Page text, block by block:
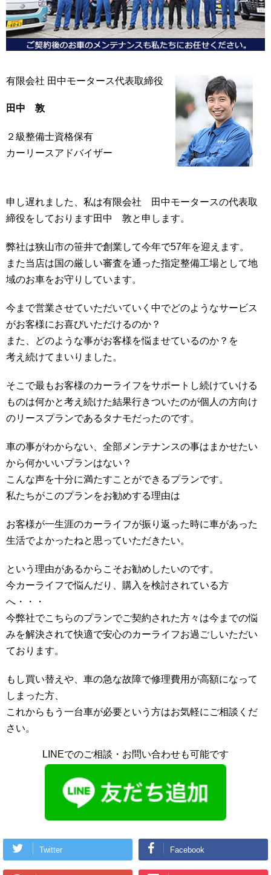
有限会社 田中モータース代表取締役
田中 敦
２級整備士資格保有
カーリースアドバイザー
申し遅れました、私は有限会社 田中モータースの代表取
締役をしております田中 敦と申します。
弊社は狭山市の笹井で創業して今年で57年を迎えます。
また当店は国の厳しい審査を通った指定整備工場として地
域のお車をお守りしています。
今まで営業させていただいていく中でどのようなサービス
がお客様にお喜びいただけるのか？
また、どのような事がお客様を悩ませているのか？を
考え続けてまいりました。
そこで最もお客様のカーライフをサポートし続けていける
ものは何かと考え続けた結果行きついたのが個人の方向け
のリースプランであるタナモだったのです。
車の事がわからない、全部メンテナンスの事はまかせたい
から何かいいプランはない？
こんな声を十分に満たすことができるプランです。
私たちがこのプランをお勧めする理由は
お客様が一生涯のカーライフが振り返った時に車があった
生活でよかったねと思っていただきたい。
という理由があるからこそお勧めしたいのです。
今カーライフで悩んだり、購入を検討されている方
へ・・・
今弊社でこちらのプランでご契約された方々は今までの悩
みを解決されて快適で安心のカーライフお過ごしいただい
ております。
もし買い替えや、車の急な故障で修理費用が高額になって
しまった方、
これからもう一台車が必要という方はお気軽にご相談くだ
さい。
LINEでのご相談・お問い合わせも可能です
Twitter Facebook